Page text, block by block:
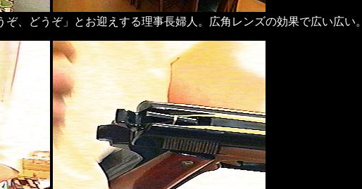
ぞ、どうぞ」とお迎えする理事長婦人。広角レンズの効果で広い広い。